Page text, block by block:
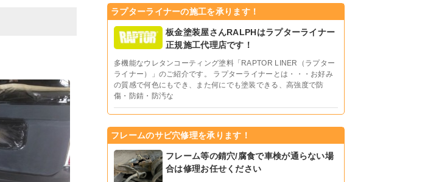
ラプターライナーの施工を承ります！
板金塗装屋さんRALPHはラプターライナー
正規施工代理店です！
多機能なウレタンコーティング塗料「RAPTOR LINER（ラプター
ライナー）」のご紹介です。 ラプターライナーとは・・・お好み
の質感で何色にもでき、また何にでも塗装できる、高強度で防
傷・防錆・防汚な
フレームのサビ穴修理を承ります！
フレーム等の錆穴/腐食で車検が通らない場
合は修理お任せください